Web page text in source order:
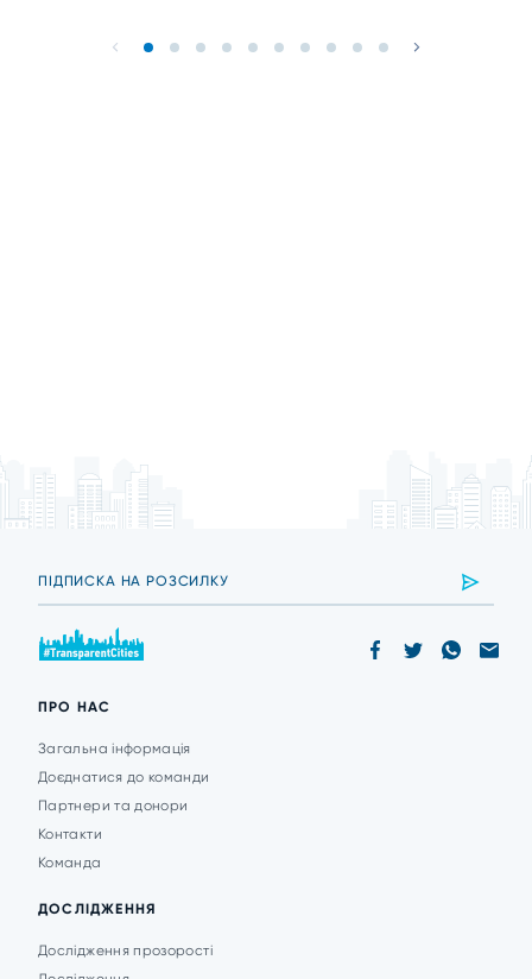
ПРО НАС
Загальна інформація
Доєднатися до команди
Партнери та донори
Контакти
Команда
ДОСЛІДЖЕННЯ
Дослідження прозорості